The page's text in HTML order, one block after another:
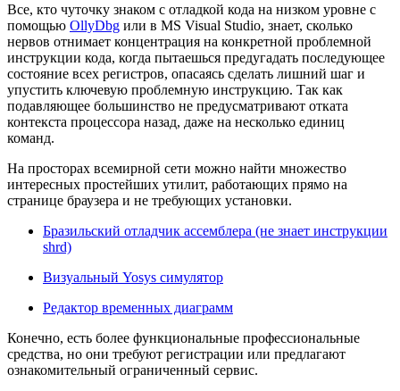
Всe, кто чуточку знаком с отладкой кода на низком уровне с
помощью OllyDbg или в MS Visual Studio, знает, сколько
нервов отнимает концентрация на конкретной проблемной
инструкции кода, когда пытаешься предугадать последующее
состояние всех регистров, опасаясь сделать лишний шаг и
упустить ключевую проблемную инструкцию. Так как
подавляющее большинство не предусматривают отката
контекста процессора назад, даже на несколько единиц
команд.
Нa просторах всемирной сети можно найти множество
интересных простейших утилит, работающих прямо на
странице браузера и не требующих установки.
Бразильский отладчик ассемблера (не знает инструкции
shrd)
Визуальный Yosys симулятор
Редактор временных диаграмм
Конечно, есть более функциональные профессиональные
средства, но они требуют регистрации или предлагают
ознакомительный ограниченный сервис.